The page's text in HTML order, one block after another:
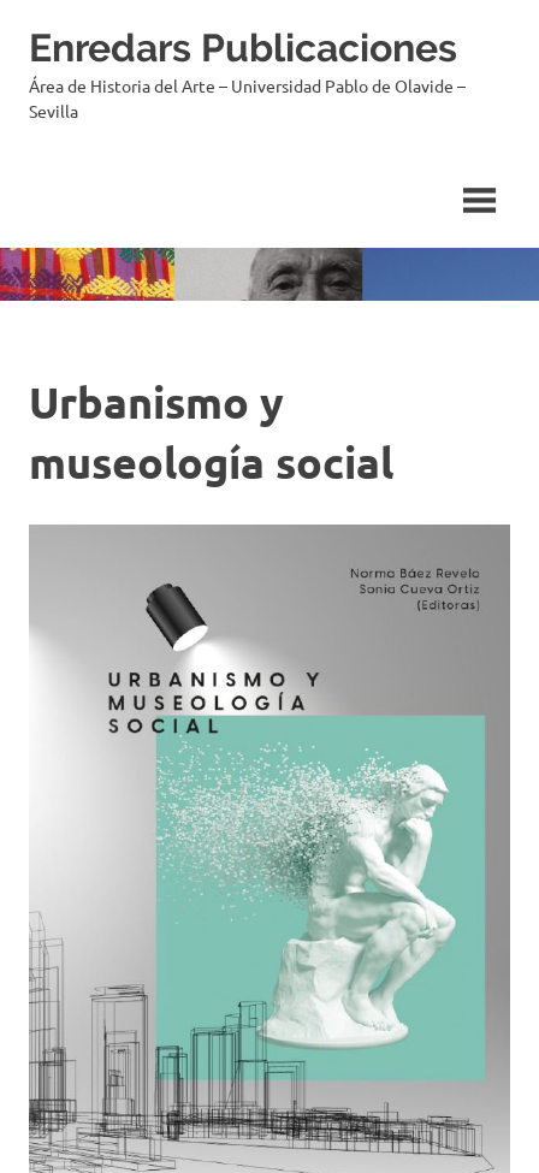
contenido
Enredars Publicaciones
Área de Historia del Arte – Universidad Pablo de Olavide –
Sevilla
Urbanismo y
museología social